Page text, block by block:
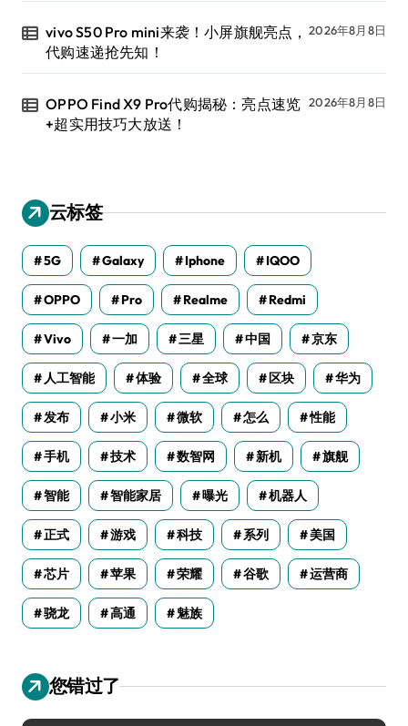
vivo S50 Pro mini来袭！小屏旗舰亮点，
代购速递抢先知！
2026年8月8日
OPPO Find X9 Pro代购揭秘：亮点速览
+超实用技巧大放送！
2026年8月8日
云标签
5G Galaxy Iphone IQOO
OPPO Pro Realme Redmi
Vivo 一加 三星 中国 京东
人工智能 体验 全球 区块 华为
发布 小米 微软 怎么 性能
手机 技术 数智网 新机 旗舰
智能 智能家居 曝光 机器人
正式 游戏 科技 系列 美国
芯片 苹果 荣耀 谷歌 运营商
骁龙 高通 魅族
您错过了